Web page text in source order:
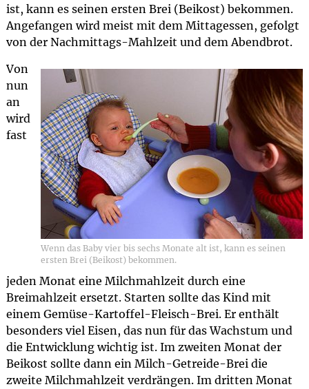
ist, kann es seinen ersten Brei (Beikost) bekommen.
Angefangen wird meist mit dem Mittagessen, gefolgt
von der Nachmittags-Mahlzeit und dem Abendbrot.
Wenn das Baby vier bis sechs Monate alt ist, kann es seinen
ersten Brei (Beikost) bekommen.
Von
nun
an
wird
fast
jeden Monat eine Milchmahlzeit durch eine
Breimahlzeit ersetzt. Starten sollte das Kind mit
einem Gemüse-Kartoffel-Fleisch-Brei. Er enthält
besonders viel Eisen, das nun für das Wachstum und
die Entwicklung wichtig ist. Im zweiten Monat der
Beikost sollte dann ein Milch-Getreide-Brei die
zweite Milchmahlzeit verdrängen. Im dritten Monat